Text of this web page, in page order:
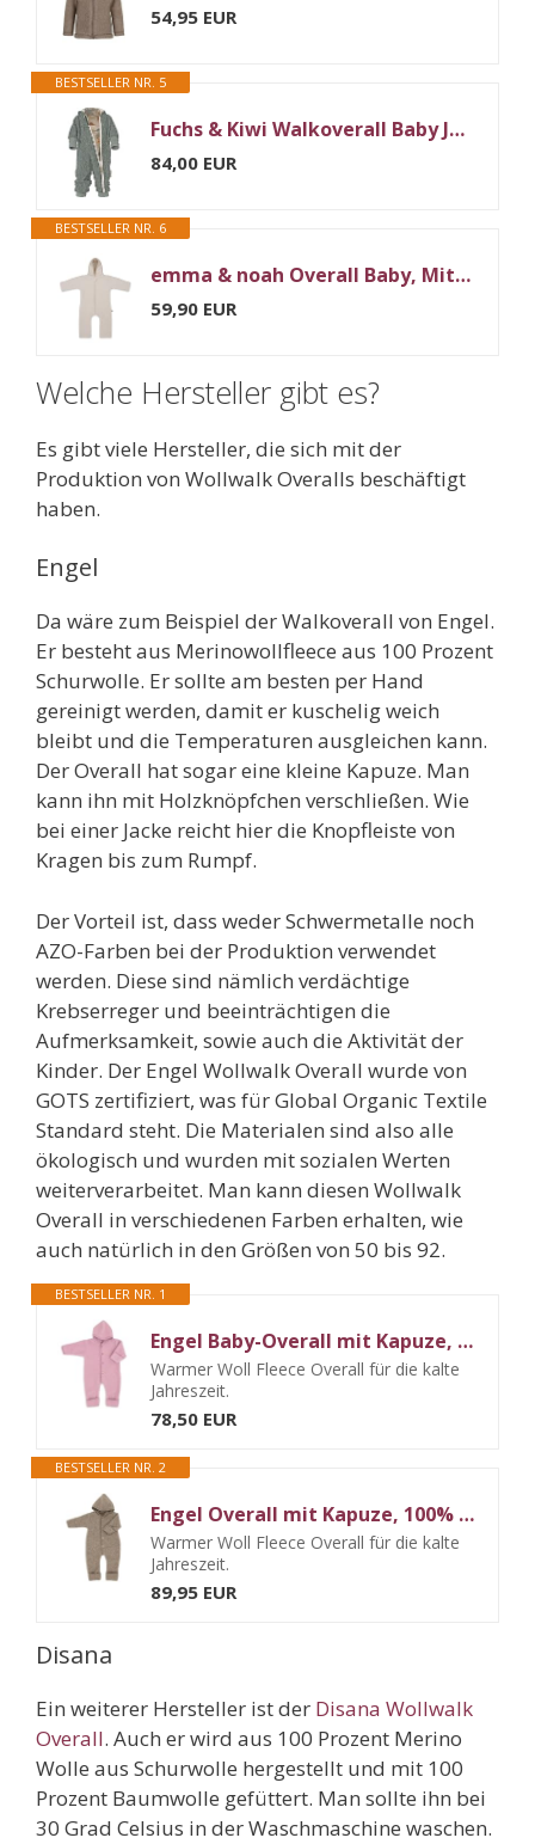
54,95 EUR
BESTSELLER NR. 5
Fuchs & Kiwi Walkoverall Baby Jungen - Natur Schurwolle & Jersey Futter – Öko-Tex, Hautfreundlich – Handmade in Berlin – Wollwalk Overall Baby & Kleinkind (Dinosaurierland mint, 50-56)
84,00 EUR
BESTSELLER NR. 6
emma & noah Overall Baby, Mitwachsend, Baby Anzug mit Kapuze, Umschlagbare Beine und Ärmel, Wattiert und Gefüttert, Weich und Warm, Ideal für Herbst, Winter und Frühling (Essential Beige, 74/80 cm)
59,90 EUR
Welche Hersteller gibt es?
Es gibt viele Hersteller, die sich mit der
Produktion von Wollwalk Overalls beschäftigt
haben.
Engel
Da wäre zum Beispiel der Walkoverall von Engel.
Er besteht aus Merinowollfleece aus 100 Prozent
Schurwolle. Er sollte am besten per Hand
gereinigt werden, damit er kuschelig weich
bleibt und die Temperaturen ausgleichen kann.
Der Overall hat sogar eine kleine Kapuze. Man
kann ihn mit Holzknöpfchen verschließen. Wie
bei einer Jacke reicht hier die Knopfleiste von
Kragen bis zum Rumpf.
Der Vorteil ist, dass weder Schwermetalle noch
AZO-Farben bei der Produktion verwendet
werden. Diese sind nämlich verdächtige
Krebserreger und beeinträchtigen die
Aufmerksamkeit, sowie auch die Aktivität der
Kinder. Der Engel Wollwalk Overall wurde von
GOTS zertifiziert, was für Global Organic Textile
Standard steht. Die Materialen sind also alle
ökologisch und wurden mit sozialen Werten
weiterverarbeitet. Man kann diesen Wollwalk
Overall in verschiedenen Farben erhalten, wie
auch natürlich in den Größen von 50 bis 92.
BESTSELLER NR. 1
Engel Baby-Overall mit Kapuze, Holzknöpfen und Umschlag
Warmer Woll Fleece Overall für die kalte
Jahreszeit.
78,50 EUR
BESTSELLER NR. 2
Engel Overall mit Kapuze, 100% Schurwolle Fleece, Natur, Gr. 50/56-86/92, 4 Farben (74/80, Walnuss Melange)
Warmer Woll Fleece Overall für die kalte
Jahreszeit.
89,95 EUR
Disana
Ein weiterer Hersteller ist der Disana Wollwalk
Overall. Auch er wird aus 100 Prozent Merino
Wolle aus Schurwolle hergestellt und mit 100
Prozent Baumwolle gefüttert. Man sollte ihn bei
30 Grad Celsius in der Waschmaschine waschen.